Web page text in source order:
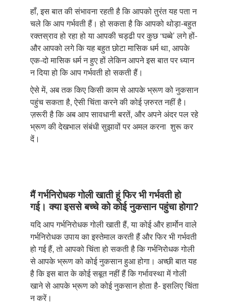
हाँ, इस बात की संभावना रहती है कि आपको तुरंत यह पता न
चले कि आप गर्भवती हैं। हो सकता है कि आपको थोड़ा-बहुत
रक्तस्राव हो रहा हो या आपकी चड्ढी पर कुछ ‘घब्बे’ लगे हों-
और आपको लगे कि यह बहुत छोटा मासिक धर्म था, आपके
एक-दो मासिक धर्म न हुए हों लेकिन आपने इस बात पर ध्यान
न दिया हो कि आप गर्भवती हो सकती हैं।
ऐसे में, अब तक किए किसी काम से आपके भ्रूण को नुकसान
पहुंच सकता है, ऐसी चिंता करने की कोई ज़रुरत नहीं है।
ज़रूरी है कि अब आप सावधानी बरतें, और अपने अंदर पल रहे
भ्रूण की देखभाल संबंधी सुझावों पर अमल करना शुरू कर
दें।
मैं गर्भनिरोधक गोली खाती हूं फिर भी गर्भवती हो
गई। क्या इससे बच्चे को कोई नुकसान पहुंचा होगा?
यदि आप गर्भनिरोधक गोली खाती हैं, या कोई और हार्मोन वाले
गर्भनिरोधक उपाय का इस्तेमाल करती हैं और फिर भी गर्भवती
हो गई हैं, तो आपको चिंता हो सकती है कि गर्भनिरोधक गोली
से आपके भ्रूण को कोई नुकसान हुआ होगा। अच्छी बात यह
है कि इस बात के कोई सबूत नहीं हैं कि गर्भावस्था में गोली
खाने से आपके भ्रूण को कोई नुकसान होता है- इसलिए चिंता
न करें।